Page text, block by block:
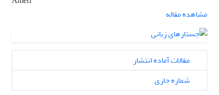
مشاهده مقاله
مقالات آماده انتشار
شماره جاری